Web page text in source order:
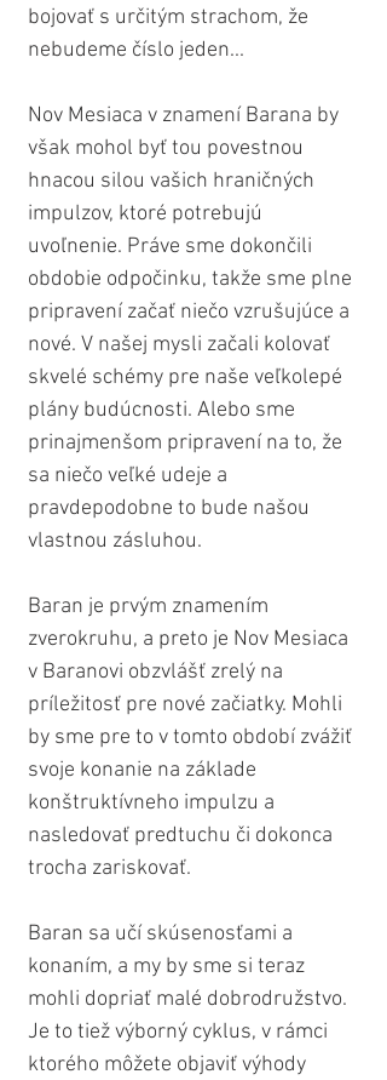
bojovať s určitým strachom, že
nebudeme číslo jeden...
Nov Mesiaca v znamení Barana by
však mohol byť tou povestnou
hnacou silou vašich hraničných
impulzov, ktoré potrebujú
uvoľnenie. Práve sme dokončili
obdobie odpočinku, takže sme plne
pripravení začať niečo vzrušujúce a
nové. V našej mysli začali kolovať
skvelé schémy pre naše veľkolepé
plány budúcnosti. Alebo sme
prinajmenšom pripravení na to, že
sa niečo veľké udeje a
pravdepodobne to bude našou
vlastnou zásluhou.
Baran je prvým znamením
zverokruhu, a preto je Nov Mesiaca
v Baranovi obzvlášť zrelý na
príležitosť pre nové začiatky. Mohli
by sme pre to v tomto období zvážiť
svoje konanie na základe
konštruktívneho impulzu a
nasledovať predtuchu či dokonca
trocha zariskovať.
Baran sa učí skúsenosťami a
konaním, a my by sme si teraz
mohli dopriať malé dobrodružstvo.
Je to tiež výborný cyklus, v rámci
ktorého môžete objaviť výhody